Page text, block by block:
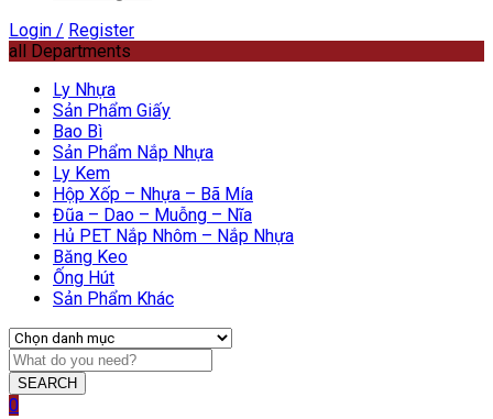
Login / Register
all Departments
Ly Nhựa
Sản Phẩm Giấy
Bao Bì
Sản Phẩm Nắp Nhựa
Ly Kem
Hộp Xốp – Nhựa – Bã Mía
Đũa – Dao – Muỗng – Nĩa
Hủ PET Nắp Nhôm – Nắp Nhựa
Băng Keo
Ống Hút
Sản Phẩm Khác
SEARCH
0